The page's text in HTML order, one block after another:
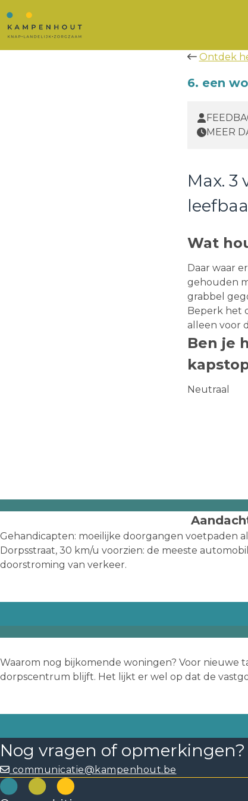
Ontdek
6. een
MEER
Max.
Wat
Daar waar
gehouden
grabbel
Beperk het
alleen voor
Ben je
Neutraal
Gehandicapten: moeilijke doorgangen voetpaden
Dorpsstraat, 30 km/u voorzien: de meeste
doorstroming van verkeer.
Waarom nog bijkomende woningen? Voor nieuwe
dorpscentrum blijft. Het lijkt er wel op dat de
Nog vragen of opmerkingen?
communicatie@kampenhout.be